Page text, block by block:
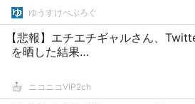
ゆうすけべぶろぐ
【悲報】エチエチギャルさん、
を晒した結果…
ニコニコVIP2ch